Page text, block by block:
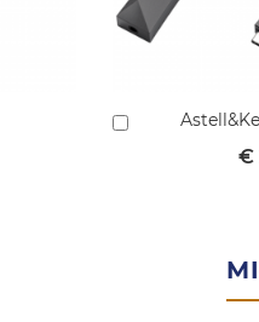
€
winkelmandje